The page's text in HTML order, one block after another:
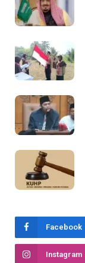
Facebook
Instagram